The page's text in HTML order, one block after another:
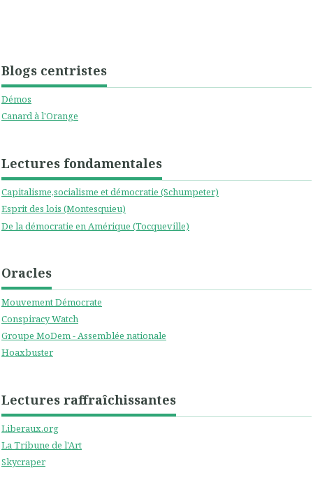
Blogs centristes
Démos
Canard à l'Orange
Lectures fondamentales
Capitalisme,socialisme et démocratie (Schumpeter)
Esprit des lois (Montesquieu)
De la démocratie en Amérique (Tocqueville)
Oracles
Mouvement Démocrate
Conspiracy Watch
Groupe MoDem - Assemblée nationale
Hoaxbuster
Lectures raffraîchissantes
Liberaux.org
La Tribune de l'Art
Skycraper